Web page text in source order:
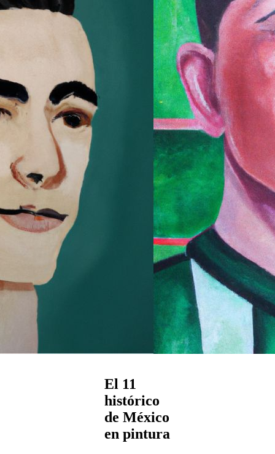
El 11
histórico
de México
en pintura